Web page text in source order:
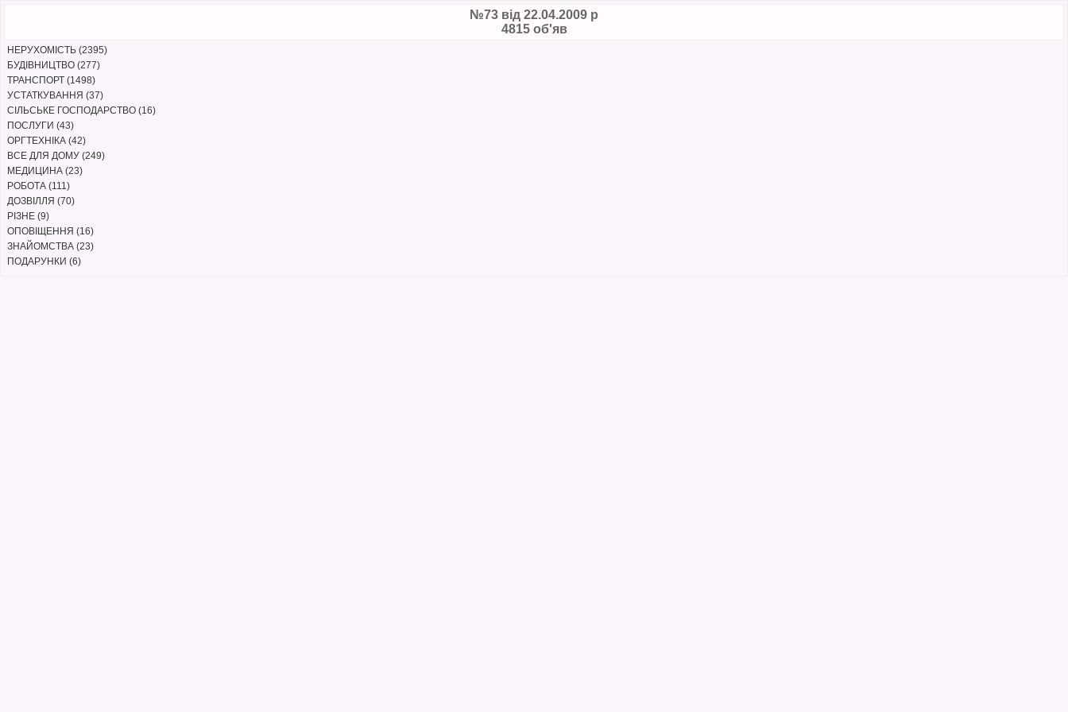
№73 від 22.04.2009 р
4815 об'яв
НЕРУХОМІСТЬ (2395)
БУДІВНИЦТВО (277)
ТРАНСПОРТ (1498)
УСТАТКУВАННЯ (37)
СІЛЬСЬКЕ ГОСПОДАРСТВО (16)
ПОСЛУГИ (43)
ОРГТЕХНІКА (42)
ВСЕ ДЛЯ ДОМУ (249)
МЕДИЦИНА (23)
РОБОТА (111)
ДОЗВІЛЛЯ (70)
РІЗНЕ (9)
ОПОВІЩЕННЯ (16)
ЗНАЙОМСТВА (23)
ПОДАРУНКИ (6)